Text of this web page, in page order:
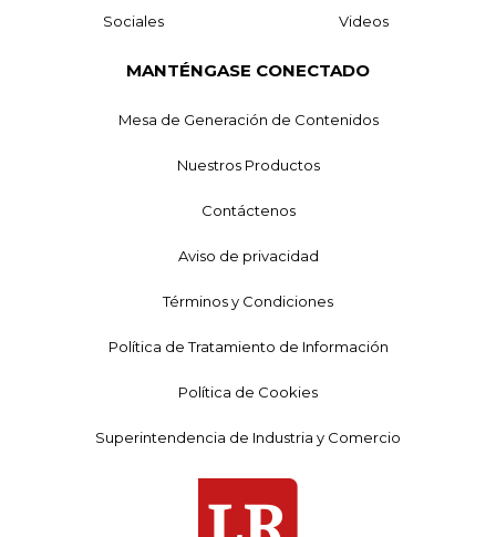
Sociales Videos
MANTÉNGASE CONECTADO
Mesa de Generación de Contenidos
Nuestros Productos
Contáctenos
Aviso de privacidad
Términos y Condiciones
Política de Tratamiento de Información
Política de Cookies
Superintendencia de Industria y Comercio